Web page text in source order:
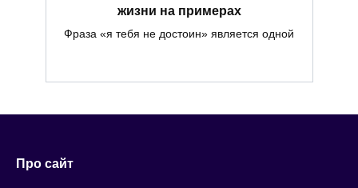
жизни на примерах
Фраза «я тебя не достоин» является одной
Про сайт